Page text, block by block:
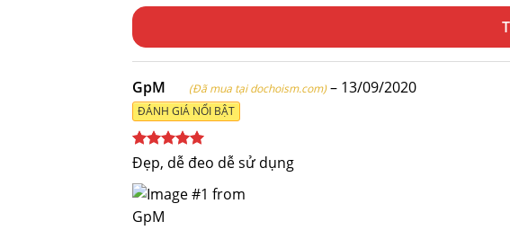
GpM (Đã mua tại dochoism.com) – 13/09/2020
ĐÁNH GIÁ NỔI BẬT
Được xếp
hạng
sao
Đẹp, dễ đeo dễ sử dụng